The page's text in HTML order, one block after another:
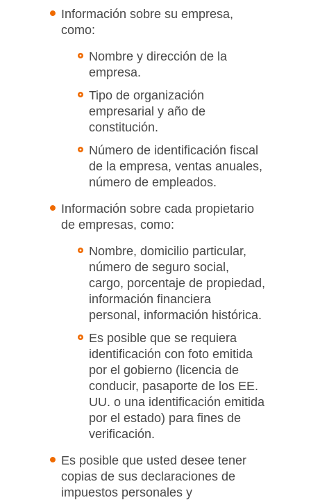
Información sobre su empresa,
como:
Nombre y dirección de la
empresa.
Tipo de organización
empresarial y año de
constitución.
Número de identificación fiscal
de la empresa, ventas anuales,
número de empleados.
Información sobre cada propietario
de empresas, como:
Nombre, domicilio particular,
número de seguro social,
cargo, porcentaje de propiedad,
información financiera
personal, información histórica.
Es posible que se requiera
identificación con foto emitida
por el gobierno (licencia de
conducir, pasaporte de los EE.
UU. o una identificación emitida
por el estado) para fines de
verificación.
Es posible que usted desee tener
copias de sus declaraciones de
impuestos personales y